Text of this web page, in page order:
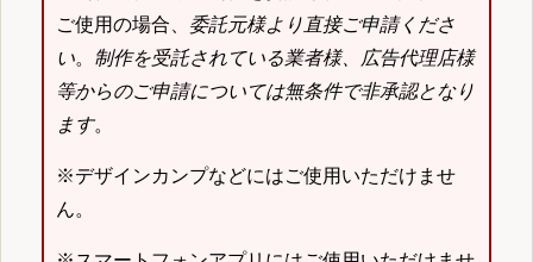
ご使用の場合、 委託元様より直接ご申請くださ
い。 制作を受託されている業者様、広告代理店様
等からのご申請については無条件で非承認となり
ます。
※デザインカンプなどにはご使用いただけませ
ん。